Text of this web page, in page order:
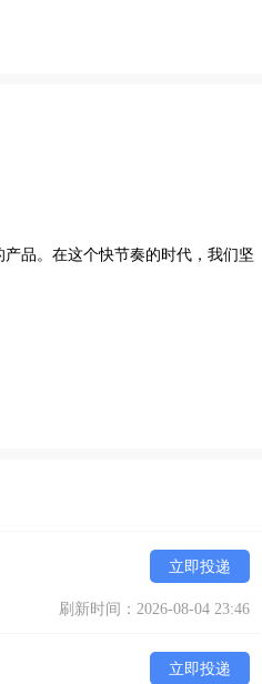
品。在这个快节奏的时代，我们坚
立即投递
刷新时间：2026-08-04 23:46
立即投递